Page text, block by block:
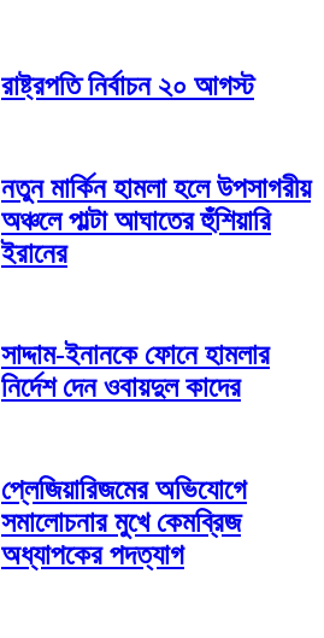
রাষ্ট্রপতি নির্বাচন ২০ আগস্ট
নতুন মার্কিন হামলা হলে উপসাগরীয়
অঞ্চলে পাল্টা আঘাতের হুঁশিয়ারি
ইরানের
সাদ্দাম-ইনানকে ফোনে হামলার
নির্দেশ দেন ওবায়দুল কাদের
প্লেজিয়ারিজমের অভিযোগে
সমালোচনার মুখে কেমব্রিজ
অধ্যাপকের পদত্যাগ